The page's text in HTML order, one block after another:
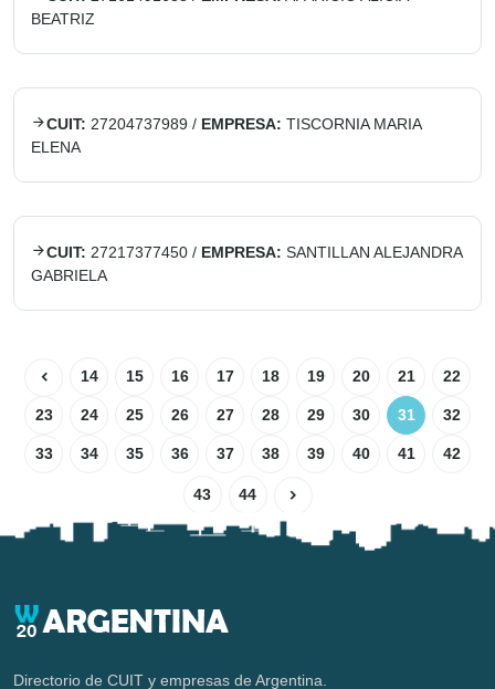
BEATRIZ
CUIT: 27204737989 / EMPRESA: TISCORNIA MARIA
ELENA
CUIT: 27217377450 / EMPRESA: SANTILLAN ALEJANDRA
GABRIELA
14 15 16 17 18 19 20 21 22
23 24 25 26 27 28 29 30 31 32
33 34 35 36 37 38 39 40 41 42
43 44
Directorio de CUIT y empresas de Argentina.